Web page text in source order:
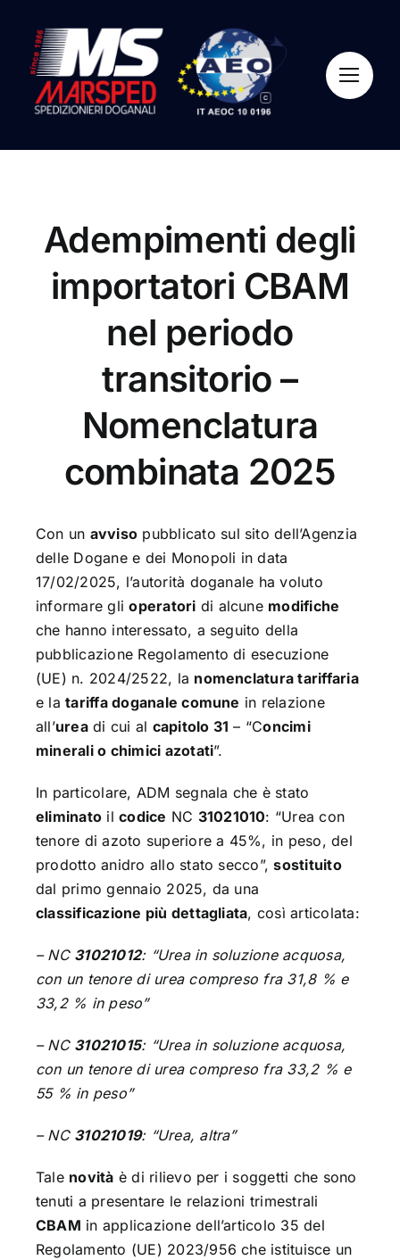
contenuto
Adempimenti degli
importatori CBAM
nel periodo
transitorio –
Nomenclatura
combinata 2025
Con un avviso pubblicato sul sito dell’Agenzia
delle Dogane e dei Monopoli in data
17/02/2025, l’autorità doganale ha voluto
informare glioperatori di alcune modifiche
che hanno interessato, a seguito della
pubblicazione Regolamento di esecuzione
(UE) n. 2024/2522, la nomenclatura tariffaria
e latariffa doganale comune in relazione
all’ureadi cui al capitolo 31 – “Concimi
minerali o chimici azotati”.
In particolare, ADM segnala che è stato
eliminato ilcodice NC 31021010: “Urea con
tenore di azoto superiore a 45%, in peso, del
prodotto anidro allo stato secco”,sostituito
dal primo gennaio 2025, da una
classificazione più dettagliata, così articolata:
– NC 31021012: “Urea in soluzione acquosa,
con un tenore di urea compreso fra 31,8 % e
33,2 % in peso”
– NC 31021015: “Urea in soluzione acquosa,
con un tenore di urea compreso fra 33,2 % e
55 % in peso”
– NC 31021019: “Urea, altra”
Tale novità è di rilievo per i soggetti che sono
tenuti a presentare le relazioni trimestrali
CBAM in applicazione dell’articolo 35 del
Regolamento (UE) 2023/956 che istituisce un